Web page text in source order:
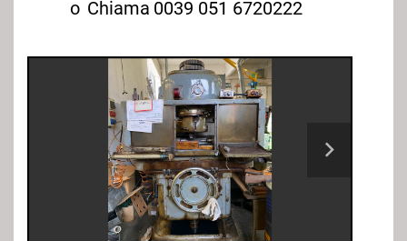
o Chiama 0039 051 6720222